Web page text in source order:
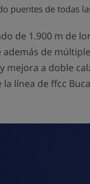
puentes de todas
de 1.900 m de
de
mejora a doble
línea de ffcc